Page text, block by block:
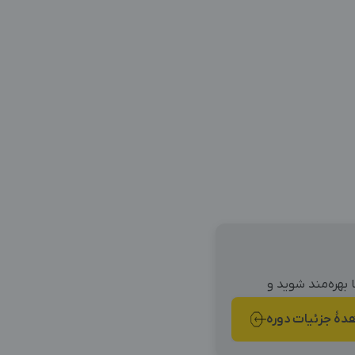
بهره‌مند شوید و
جزئیات دوره